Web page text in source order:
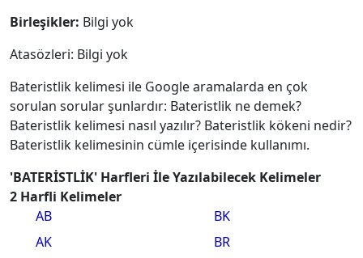
Birleşikler: Bilgi yok
Atasözleri: Bilgi yok
Bateristlik kelimesi ile Google aramalarda en çok
sorulan sorular şunlardır: Bateristlik ne demek?
Bateristlik kelimesi nasıl yazılır? Bateristlik kökeni nedir?
Bateristlik kelimesinin cümle içerisinde kullanımı.
'BATERİSTLİK' Harfleri İle Yazılabilecek Kelimeler
2 Harfli Kelimeler
AB
AK
BK
BR